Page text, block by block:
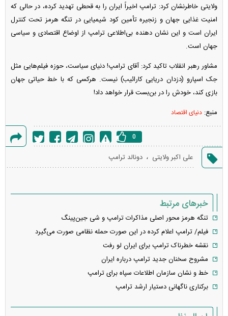
ولایتی خاطرنشان کرد: ترامپ اخیراً ایران را به قحطی تهدید کرده، در حالی که
امنیت غذایی جهان و زنجیره تأمین کود شیمیایی در تنگه هرمز تحت کنترل
ایران است و این نشان دهنده بی‌اطلاعی ترامپ از اوضاع اقتصادی و سیاسی
جهان است.
مشاور رهبر انقلاب تاکید کرد: آقای ترامپ! دنیای سیاست، حوزه فیلم‌هایی مثل
جک اسپارو (دزدان دریایی کارائیب) نیست. هرکسی که با خط حیاتی جهان
بازی کند، خودش را در بن‌بست قرار خواهد داد!
منبع: دنیای اقتصاد
خطا
0
علی اکبر ولایتی ، دونالد ترامپ
خبرهای مرتبط
تنگه هرمز محور اصلی مذاکرات ترامپ و شی‌ جین‌پینگ
فیلم/ ترامپ اعلام کرده در این صورت حمله نظامی صورت می‌گیرد
نقشه خطرناک ترامپ برای ایران لو رفت
مشروح سخنان جدید ترامپ درباره ایران
خط و نشان سازمان اطلاعات سپاه برای ترامپ
برکناری ناگهانی دستیار ارشد ترامپ